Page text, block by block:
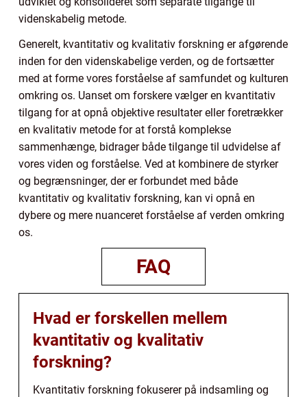
videnskabelig metode.
Generelt, kvantitativ og kvalitativ forskning er afgørende
inden for den videnskabelige verden, og de fortsætter
med at forme vores forståelse af samfundet og kulturen
omkring os. Uanset om forskere vælger en kvantitativ
tilgang for at opnå objektive resultater eller foretrækker
en kvalitativ metode for at forstå komplekse
sammenhænge, bidrager både tilgange til udvidelse af
vores viden og forståelse. Ved at kombinere de styrker
og begrænsninger, der er forbundet med både
kvantitativ og kvalitativ forskning, kan vi opnå en
dybere og mere nuanceret forståelse af verden omkring
os.
FAQ
Hvad er forskellen mellem
kvantitativ og kvalitativ
forskning?
Kvantitativ forskning fokuserer på indsamling og